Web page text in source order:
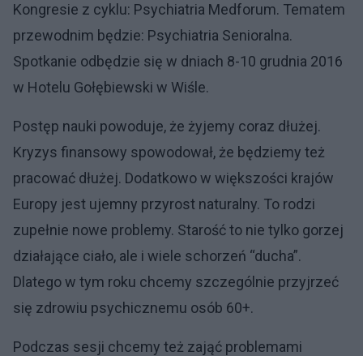
Kongresie z cyklu: Psychiatria Medforum. Tematem
przewodnim będzie: Psychiatria Senioralna.
Spotkanie odbędzie się w dniach 8-10 grudnia 2016
w Hotelu Gołębiewski w Wiśle.
Postęp nauki powoduje, że żyjemy coraz dłużej.
Kryzys finansowy spowodował, że będziemy też
pracować dłużej. Dodatkowo w większości krajów
Europy jest ujemny przyrost naturalny. To rodzi
zupełnie nowe problemy. Starość to nie tylko gorzej
działające ciało, ale i wiele schorzeń “ducha”.
Dlatego w tym roku chcemy szczególnie przyjrzeć
się zdrowiu psychicznemu osób 60+.
Podczas sesji chcemy też zająć problemami